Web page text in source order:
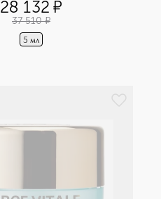
28 132 ¤
37 510 ¤
5 мл